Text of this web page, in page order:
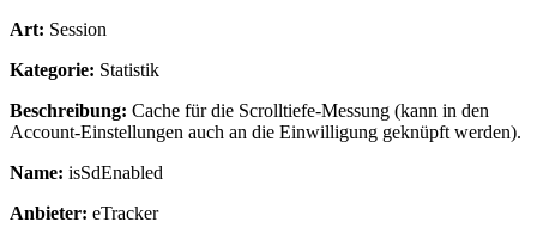
Art: Session
Kategorie: Statistik
Beschreibung: Cache für die Scrolltiefe-Messung (kann in den
Account-Einstellungen auch an die Einwilligung geknüpft werden).
Name: isSdEnabled
Anbieter: eTracker